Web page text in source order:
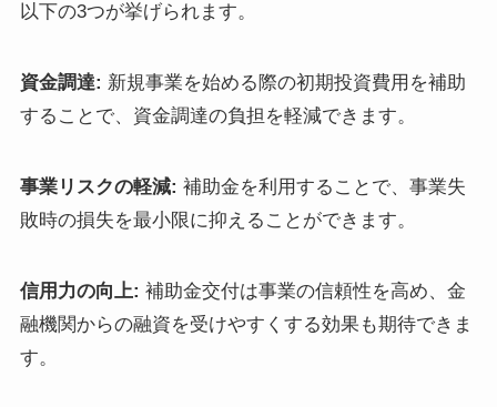
以下の3つが挙げられます。
資金調達: 新規事業を始める際の初期投資費用を補助
することで、資金調達の負担を軽減できます。
事業リスクの軽減: 補助金を利用することで、事業失
敗時の損失を最小限に抑えることができます。
信用力の向上: 補助金交付は事業の信頼性を高め、金
融機関からの融資を受けやすくする効果も期待できま
す。